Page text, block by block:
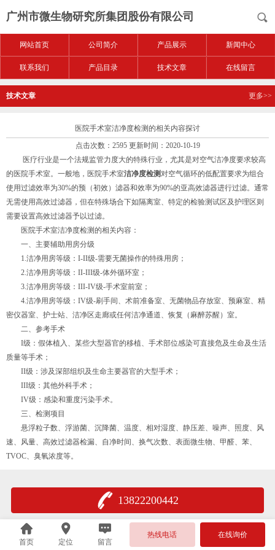
广州市微生物研究所集团股份有限公司
网站首页 公司简介 产品展示 新闻中心
联系我们 产品目录 技术文章 在线留言
技术文章 更多>>
医院手术室洁净度检测的相关内容探讨
点击次数：2595 更新时间：2020-10-19
医疗行业是一个法规监管力度大的特殊行业，尤其是对空气洁净度要求较高
的医院手术室。一般地，医院手术室洁净度检测对空气循环的低配置要求为组合
使用过滤效率为30%的预（初效）滤器和效率为90%的亚高效滤器进行过滤。通常
无需使用高效过滤器，但在特殊场合下如隔离室、特定的检验测试区及护理区则
需要设置高效过滤器予以过滤。
医院手术室洁净度检测的相关内容：
一、主要辅助用房分级
1.洁净用房等级：I-II级-需要无菌操作的特殊用房；
2.洁净用房等级：II-III级-体外循环室；
3.洁净用房等级：III-IV级-手术室前室；
4.洁净用房等级：IV级-刷手间、术前准备室、无菌物品存放室、预麻室、精
密仪器室、护士站、洁净区走廊或任何洁净通道、恢复（麻醉苏醒）室。
二、参考手术
I级：假体植入、某些大型器官的移植、手术部位感染可直接危及生命及生活
质量等手术；
II级：涉及深部组织及生命主要器官的大型手术；
III级：其他外科手术；
IV级：感染和重度污染手术。
三、检测项目
悬浮粒子数、浮游菌、沉降菌、温度、相对湿度、静压差、噪声、照度、风
速、风量、高效过滤器检漏、自净时间、换气次数、表面微生物、甲醛、苯、
TVOC、臭氧浓度等。
13822200442
首页 定位 留言
热线电话 在线询价